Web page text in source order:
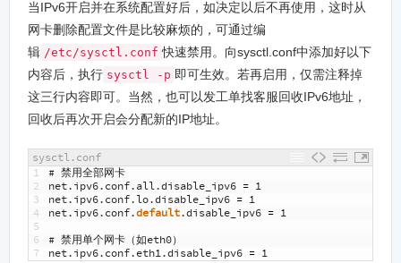
当IPv6开启并在系统配置好后，如决定以后不再使用，这时从
网卡删除配置文件是比较麻烦的，可通过编
辑 /etc/sysctl.conf 快速禁用。向sysctl.conf中添加好以下
内容后，执行 sysctl -p 即可生效。若再启用，仅需注释掉
这三行内容即可。当然，也可以发工单找客服回收IPv6地址，
回收后再次开启会分配新的IP地址。
sysctl.conf
1
2
3
4
5
6
7
# 禁用全部网卡
net.ipv6.conf.all.disable_ipv6 = 1
net.ipv6.conf.lo.disable_ipv6 = 1
net.ipv6.conf.default.disable_ipv6 = 1
# 禁用单个网卡（如eth0）
net.ipv6.conf.eth1.disable_ipv6 = 1